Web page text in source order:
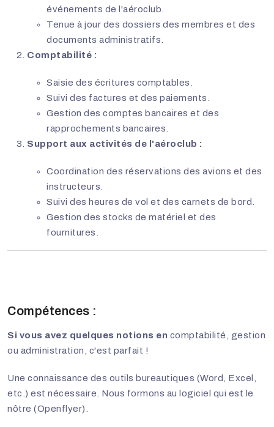
événements de l'aéroclub.
Tenue à jour des dossiers des membres et des
documents administratifs.
Comptabilité :
Saisie des écritures comptables.
Suivi des factures et des paiements.
Gestion des comptes bancaires et des
rapprochements bancaires.
Support aux activités de l'aéroclub :
Coordination des réservations des avions et des
instructeurs.
Suivi des heures de vol et des carnets de bord.
Gestion des stocks de matériel et des
fournitures.
Compétences :
Si vous avez quelques notions en comptabilité, gestion
ou administration, c'est parfait !
Une connaissance des outils bureautiques (Word, Excel,
etc.) est nécessaire. Nous formons au logiciel qui est le
nôtre (Openflyer).